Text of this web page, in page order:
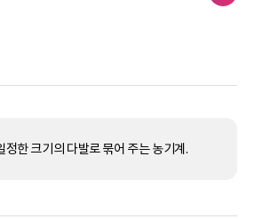
정한 크기의 다발로 묶어 주는 농기계.